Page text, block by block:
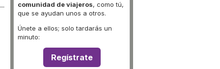
comunidad de viajeros, como tú,
que se ayudan unos a otros.
Únete a ellos; solo tardarás un
minuto:
Regístrate